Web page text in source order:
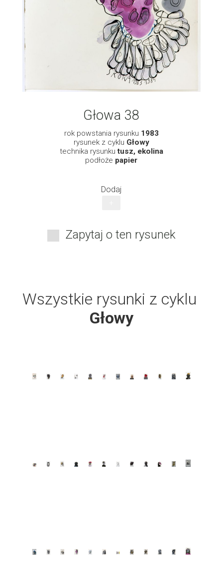
Głowa 38
rok powstania rysunku 1983
rysunek z cyklu Głowy
technika rysunku tusz, ekolina
podłoże papier
Dodaj
Zapytaj o ten rysunek
Wszystkie rysunki z cyklu
Głowy